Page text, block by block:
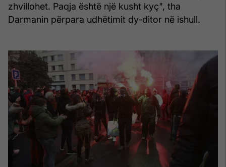
zhvillohet. Paqja është një kusht kyç", tha
Darmanin përpara udhëtimit dy-ditor në ishull.